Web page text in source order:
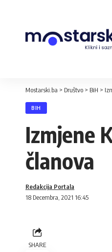
Mostarski.ba > Društvo > BiH >
BIH
Izmjene
članova
18 Decembra, 2021 16:45
Redakcija Portala
SHARE